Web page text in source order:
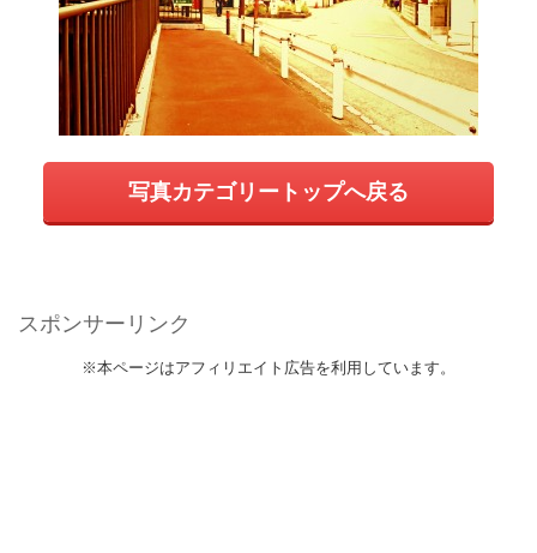
写真カテゴリートップへ戻る
スポンサーリンク
※本ページはアフィリエイト広告を利用しています。